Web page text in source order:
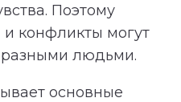
Поэтому
конфликты могут
разными людьми.
основные